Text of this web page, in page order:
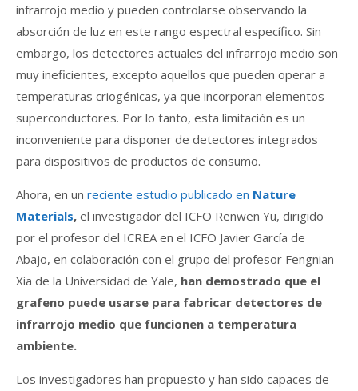
infrarrojo medio y pueden controlarse observando la
absorción de luz en este rango espectral específico. Sin
embargo, los detectores actuales del infrarrojo medio son
muy ineficientes, excepto aquellos que pueden operar a
temperaturas criogénicas, ya que incorporan elementos
superconductores. Por lo tanto, esta limitación es un
inconveniente para disponer de detectores integrados
para dispositivos de productos de consumo.
Ahora, en un reciente estudio publicado en Nature
Materials, el investigador del ICFO Renwen Yu, dirigido
por el profesor del ICREA en el ICFO Javier García de
Abajo, en colaboración con el grupo del profesor Fengnian
Xia de la Universidad de Yale, han demostrado que el
grafeno puede usarse para fabricar detectores de
infrarrojo medio que funcionen a temperatura
ambiente.
Los investigadores han propuesto y han sido capaces de